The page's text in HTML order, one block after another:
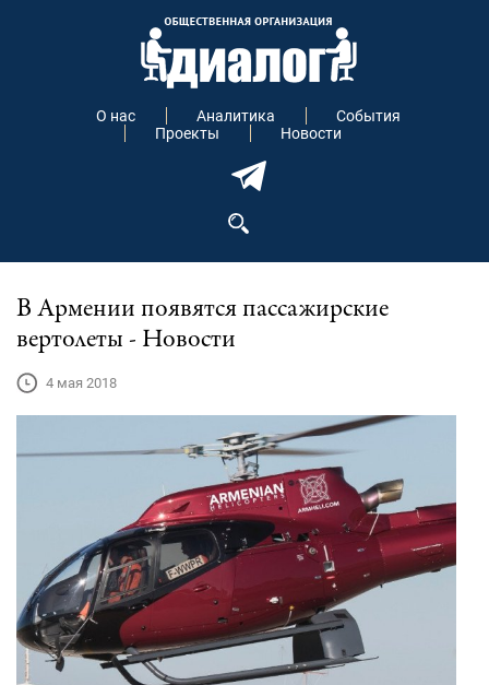
О нас Аналитика
События
Проекты
Новости
В Армении появятся пассажирские
вертолеты - Новости
4 мая 2018